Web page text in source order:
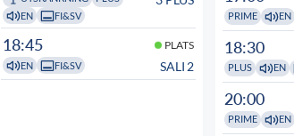
EN
FI&SV
18:45 PLATS
EN FI&SV SALI 2
PRIME EN
18:30
PLUS EN
20:00
PRIME EN